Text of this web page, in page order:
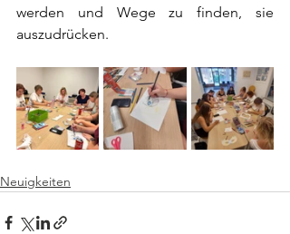
werden und Wege zu finden, sie
auszudrücken.
Neuigkeiten